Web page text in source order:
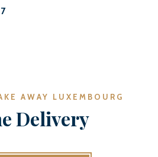
AWAY LUXEMBOURG
Delivery